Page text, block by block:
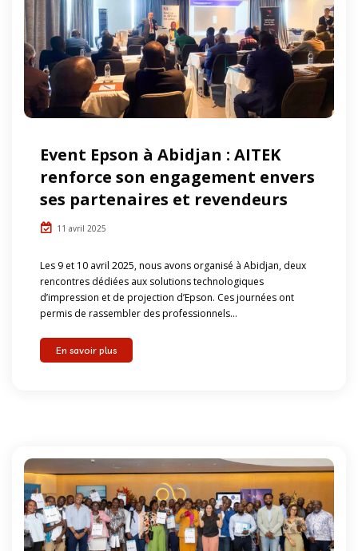
Event Epson à Abidjan : AITEK
renforce son engagement envers
ses partenaires et revendeurs
11 avril 2025
Les 9 et 10 avril 2025, nous avons organisé à Abidjan, deux
rencontres dédiées aux solutions technologiques
d’impression et de projection d’Epson. Ces journées ont
permis de rassembler des professionnels...
En savoir plus